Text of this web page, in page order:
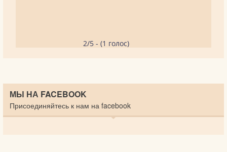
2/5 - (1 голос)
МЫ НА FACEBOOK
Присоединяйтесь к нам на facebook